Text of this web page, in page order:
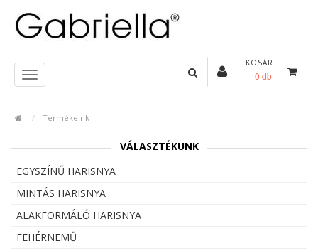
KOSÁR
0 db
Termékeink
VÁLASZTÉKUNK
EGYSZÍNŰ HARISNYA
MINTÁS HARISNYA
ALAKFORMÁLÓ HARISNYA
FEHÉRNEMŰ